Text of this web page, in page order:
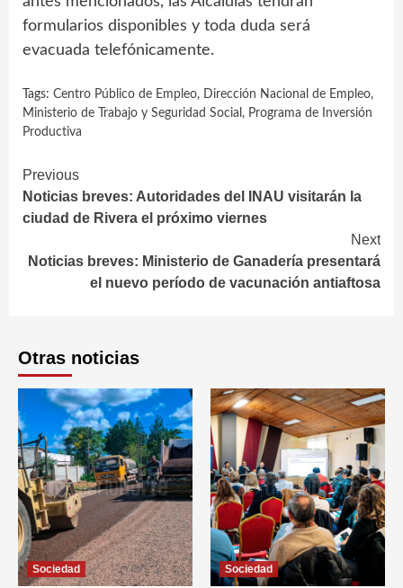
formularios disponibles y toda duda será
evacuada telefónicamente.
Tags: Centro Público de Empleo, Dirección Nacional de Empleo,
Ministerio de Trabajo y Seguridad Social , Programa de Inversión
Productiva
Continue
Reading
Previous
Noticias breves: Autoridades del INAU visitarán la
ciudad de Rivera el próximo viernes
Next
Noticias breves: Ministerio de Ganadería presentará
el nuevo período de vacunación antiaftosa
Otras noticias
Sociedad Sociedad